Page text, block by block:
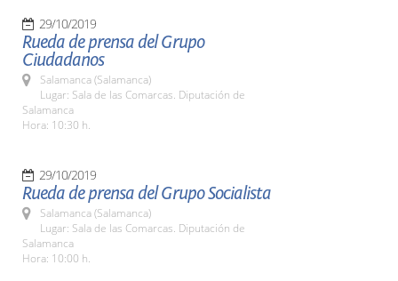
29/10/2019
Rueda de prensa del Grupo
Ciudadanos
Salamanca (Salamanca)
Lugar: Sala de las Comarcas. Diputación de
Salamanca
Hora: 10:30 h.
29/10/2019
Rueda de prensa del Grupo Socialista
Salamanca (Salamanca)
Lugar: Sala de las Comarcas. Diputación de
Salamanca
Hora: 10:00 h.